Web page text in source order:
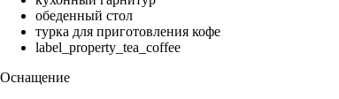
обеденный стол
турка для приготовления кофе
label_property_tea_coffee
Оснащение